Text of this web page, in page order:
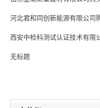
河北君和同创新能源有限公司
西安中检科测试认证技术有限
无标题